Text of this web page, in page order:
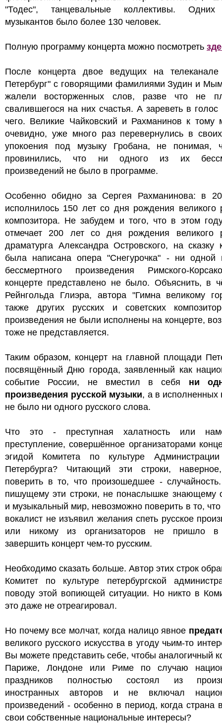
"Тодес", танцевальные коллективы. Одних
музыкантов было более 130 человек.
Полную программу концерта можно посмотреть
После концерта двое ведущих на телеканале
Петербург" с говорящими фамилиями Зудин и
жалели восторженных слов, разве что не
свалившегося на них счастья. А зареветь в
чего. Великие Чайковский и Рахманинов к тому
очевидно, уже много раз перевернулись в
упокоения под музыку Гробана, не понимая,
провинились, что ни одного из их
произведений не было в программе.
Особенно обидно за Сергея Рахманинова: в
исполнилось 150 лет со дня рождения великого
композитора. Не забудем и того, что в этом
отмечает 200 лет со дня рождения великого
драматурга Александра Островского, на сказку
была написана опера "Снегурочка" - ни одной
бессмертного произведения Римского-
концерте представлено не было. Объяснить, в
Рейнгольда Глиэра, автора "Гимна великому
также других русских и советских
произведения не были исполнены на концерте,
тоже не представляется.
Таким образом, концерт на главной площади
посвящённый Дню города, заявленный как
событие России, не вместил в себя ни
произведения русской музыки, а в исполненных
не было ни одного русского слова.
Что это - преступная халатность или
преступление, совершённое организаторами
эгидой Комитета по культуре
Петербурга? Читающий эти строки,
поверить в то, что произошедшее -
пишущему эти строки, не понаслышке знающему
и музыкальный мир, невозможно поверить в то,
вокалист не изъявил желания спеть русское
или никому из организаторов не пришло в
завершить концерт чем-то русским.
Необходимо сказать больше. Автор этих строк
Комитет по культуре петербургской
поводу этой вопиющей ситуации. Но никто в
это даже не отреагировал.
Но почему все молчат, когда налицо явное
великого русского искусства в угоду чьим-то
Вы можете представить себе, чтобы аналогичный
Париже, Лондоне или Риме по случаю
праздников полностью состоял из
иностранных авторов и не включал
произведений - особенно в период, когда страна
свои собственные национальные интересы?